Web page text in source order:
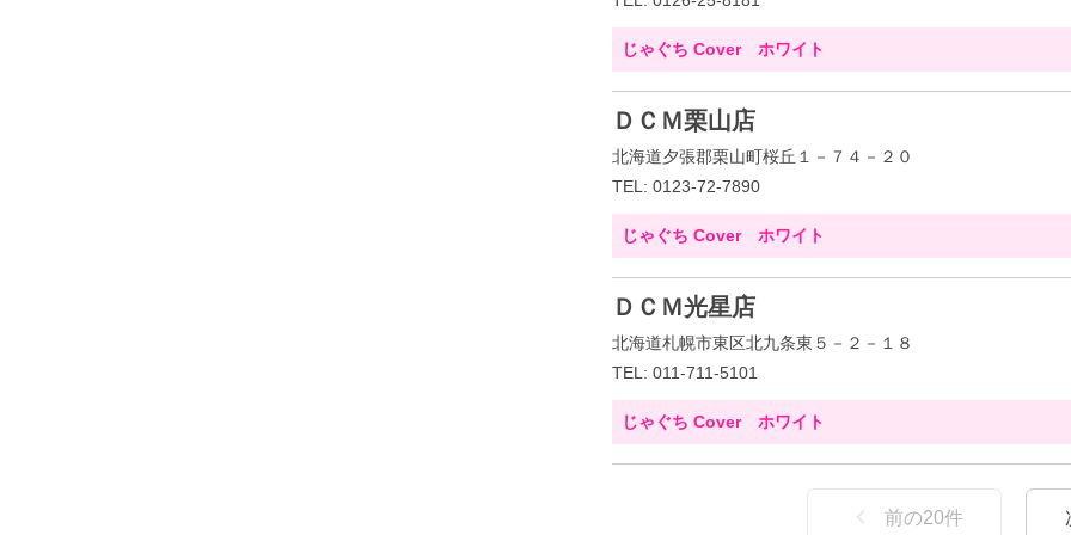
じゃぐち Cover ホワイト
ＤＣＭ栗山店
北海道夕張郡栗山町桜丘１－７４－２０
TEL: 0123-72-7890
じゃぐち Cover ホワイト
ＤＣＭ光星店
北海道札幌市東区北九条東５－２－１８
TEL: 011-711-5101
じゃぐち Cover ホワイト
前の20件